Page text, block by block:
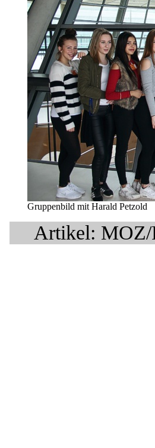
Gruppenbild mit Harald Petzold
Artikel: MOZ/